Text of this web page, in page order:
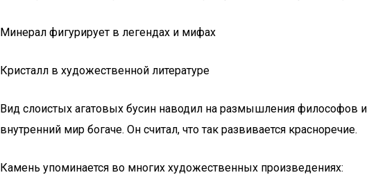
Минерал фигурирует в легендах и мифах
Кристалл в художественной литературе
Вид слоистых агатовых бусин наводил на размышления философов
внутренний мир богаче. Он считал, что так развивается красноречие.
Камень упоминается во многих художественных произведениях: